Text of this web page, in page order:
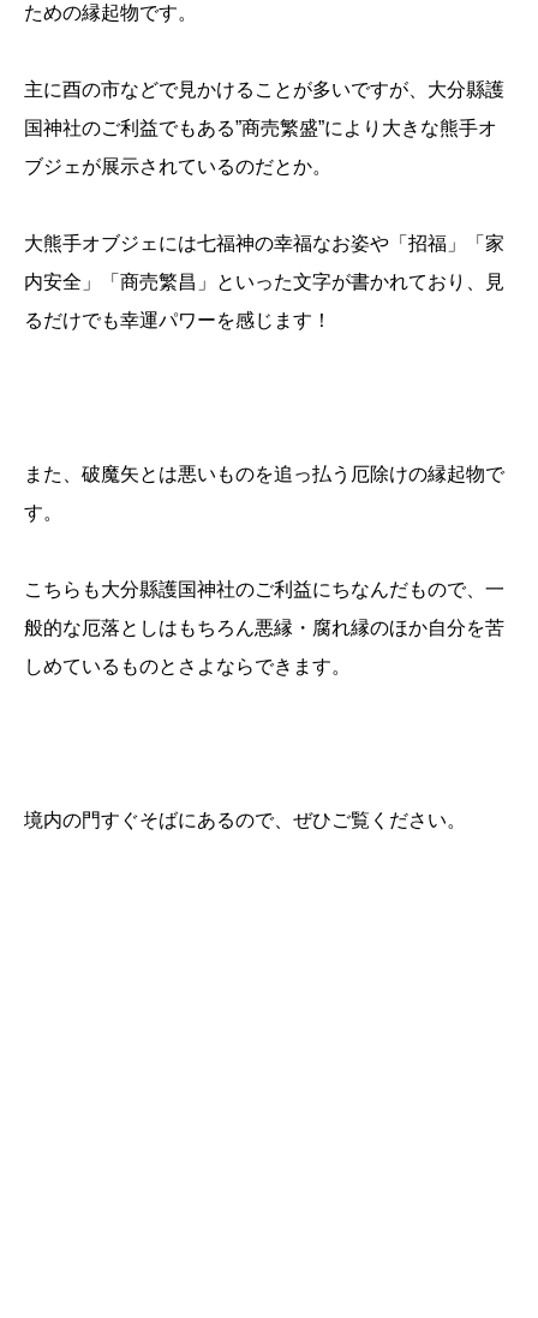
ための縁起物です。
主に酉の市などで見かけることが多いですが、大分縣護
国神社のご利益でもある”商売繁盛”により大きな熊手オ
ブジェが展示されているのだとか。
大熊手オブジェには七福神の幸福なお姿や「招福」「家
内安全」「商売繁昌」といった文字が書かれており、見
るだけでも幸運パワーを感じます！
また、破魔矢とは悪いものを追っ払う厄除けの縁起物で
す。
こちらも大分縣護国神社のご利益にちなんだもので、一
般的な厄落としはもちろん悪縁・腐れ縁のほか自分を苦
しめているものとさよならできます。
境内の門すぐそばにあるので、ぜひご覧ください。